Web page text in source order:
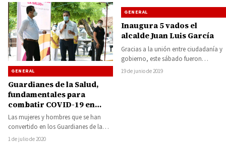
GENERAL
Guardianes de la Salud,
fundamentales para
combatir COVID-19 en
Michoacán: Gobernador
Las mujeres y hombres que se han
convertido en los Guardianes de la
Salud, serán el componente
1 de julio de 2020
GENERAL
Inaugura 5 vados el
alcalde Juan Luis García
Gracias a la unión entre ciudadanía y
gobierno, este sábado fueron
inaugurados por el presidente de
19 de junio de 2019